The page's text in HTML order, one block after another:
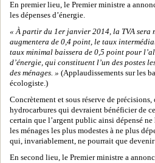
En premier lieu, le Premier ministre a
les dépenses d’énergie.
« À partir du 1er janvier 2014, la TVA sera
augmentera de 0,4 point, le taux
taux minimal baissera de 0,5 point pour
d’énergie, qui constituent l’un des postes
des ménages. » (Applaudissements sur les
écologiste.)
Concrètement et sous réserve de précisions,
hydrocarbures qui devraient bénéficier de
certain que l’argent public ainsi dépensé
les ménages les plus modestes à ne plus
qui, invariablement, ne pourrait que devenir
En second lieu, le Premier ministre a